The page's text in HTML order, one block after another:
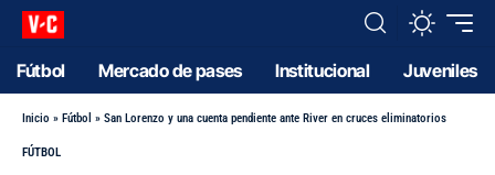
Fútbol Mercado de pases Institucional Juveniles
Inicio » Fútbol » San Lorenzo y una cuenta pendiente ante River en cruces eliminatorios
FÚTBOL